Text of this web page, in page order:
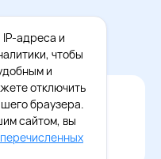
данных
Восток - Запад
приложение
адреса и
чтобы
и
отключить
браузера.
сайтом, вы